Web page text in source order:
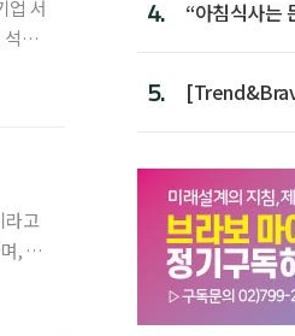
업 서
석정
라고
, 귀
4.
“아침식사는
5.